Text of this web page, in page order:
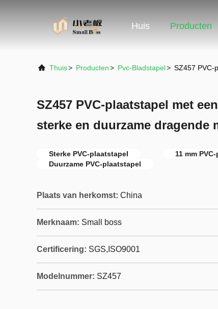
Huis Producten
Thuis> Producten> Pvc-Bladstapel> SZ457 PVC-
SZ457 PVC-plaatstapel met
sterke en duurzame dragende
Sterke PVC-plaatstapel
11 mm
Duurzame PVC-plaatstapel
Plaats van herkomst: China
Merknaam: Small boss
Certificering: SGS,ISO9001
Modelnummer: SZ457